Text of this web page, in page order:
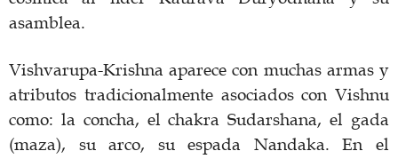
asamblea.
Vishvarupa-Krishna aparece con muchas armas y
atributos tradicionalmente asociados con Vishnu
como: la concha, el chakra Sudarshana, el gada
(maza), su arco, su espada Nandaka. En el